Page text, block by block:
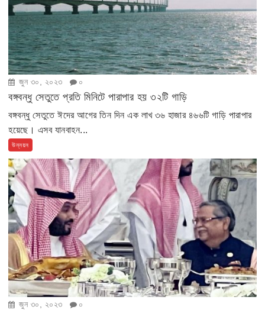
জুন ৩০, ২০২৩ ০
বঙ্গবন্ধু সেতুতে প্রতি মিনিটে পারাপার হয় ৩২টি গাড়ি
বঙ্গবন্ধু সেতুতে ঈদের আগের তিন দিন এক লাখ ৩৬ হাজার ৪৬৬টি গাড়ি পারাপার
হয়েছে। এসব যানবাহন...
উন্নয়ন
জুন ৩০, ২০২৩ ০